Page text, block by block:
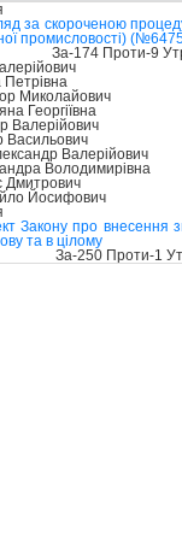
за скороченою
промисловості)
За-174 Проти-9
Миколайович
Георгіївна
Валерійович
Васильович
Валерійович
Володимирівна
Дмитрович
Йосифович
Закону про внесення
та в цілому
За-250 Проти-1